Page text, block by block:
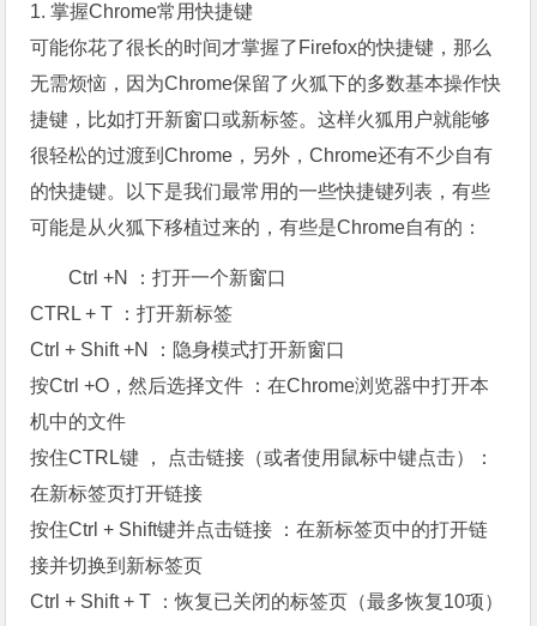
1. 掌握Chrome常用快捷键
可能你花了很长的时间才掌握了Firefox的快捷键，那么
无需烦恼，因为Chrome保留了火狐下的多数基本操作快
捷键，比如打开新窗口或新标签。这样火狐用户就能够
很轻松的过渡到Chrome，另外，Chrome还有不少自有
的快捷键。以下是我们最常用的一些快捷键列表，有些
可能是从火狐下移植过来的，有些是Chrome自有的：
Ctrl +N ：打开一个新窗口
CTRL + T ：打开新标签
Ctrl + Shift +N ：隐身模式打开新窗口
按Ctrl +O，然后选择文件 ：在Chrome浏览器中打开本
机中的文件
按住CTRL键 ， 点击链接（或者使用鼠标中键点击）：
在新标签页打开链接
按住Ctrl + Shift键并点击链接 ：在新标签页中的打开链
接并切换到新标签页
Ctrl + Shift + T ：恢复已关闭的标签页（最多恢复10项）